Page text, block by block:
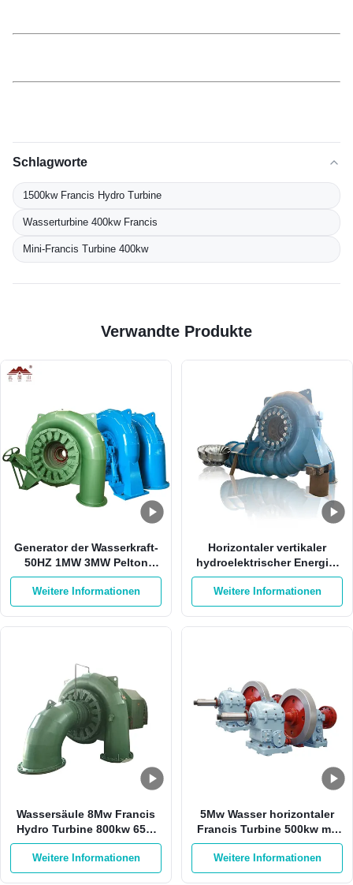
Schlagworte
1500kw Francis Hydro Turbine
Wasserturbine 400kw Francis
Mini-Francis Turbine 400kw
Verwandte Produkte
Generator der Wasserkraft-
50HZ 1MW 3MW Pelton
Francis Hydro Turbine
Weitere Informationen
Horizontaler vertikaler
hydroelektrischer Energie-
Faktor des Stromgenerator-
2000kw 0,8
Weitere Informationen
Wassersäule 8Mw Francis
Hydro Turbine 800kw 65m
Francis Turbine Generator
Weitere Informationen
5Mw Wasser horizontaler
Francis Turbine 500kw mit
Edelstahl-Läufer
Weitere Informationen